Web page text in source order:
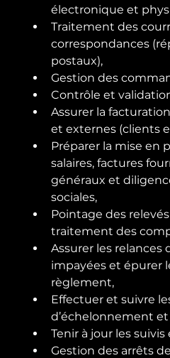
électronique et
Traitement des
correspondances
postaux),
Gestion des
Contrôle et
Assurer la
et externes (clients
Préparer la mise en
salaires, factures
généraux et
sociales,
Pointage des
traitement des
Assurer les relances
impayées et épurer
règlement,
Effectuer et suivre
d’échelonnement
Tenir à jour les
Gestion des arrêts